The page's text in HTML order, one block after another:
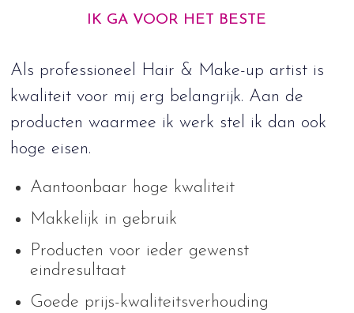
IK GA VOOR HET BESTE
Als professioneel Hair & Make-up artist is
kwaliteit voor mij erg belangrijk. Aan de
producten waarmee ik werk stel ik dan ook
hoge eisen.
Aantoonbaar hoge kwaliteit
Makkelijk in gebruik
Producten voor ieder gewenst
eindresultaat
Goede prijs-kwaliteitsverhouding